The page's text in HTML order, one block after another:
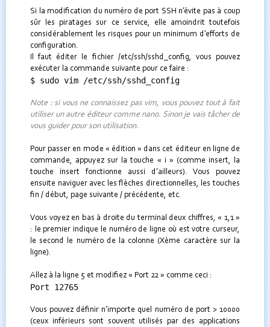
Si la modification du numéro de port SSH n’évite pas à coup
sûr les piratages sur ce service, elle amoindrit toutefois
considérablement les risques pour un minimum d’efforts de
configuration.
Il faut éditer le fichier /etc/ssh/sshd_config, vous pouvez
exécuter la commande suivante pour ce faire :
$ sudo vim /etc/ssh/sshd_config
Note : si vous ne connaissez pas vim, vous pouvez tout à fait
utiliser un autre éditeur comme nano. Sinon je vais tâcher de
vous guider pour son utilisation.
Pour passer en mode « édition » dans cet éditeur en ligne de
commande, appuyez sur la touche « i » (comme insert, la
touche insert fonctionne aussi d’ailleurs). Vous pouvez
ensuite naviguer avec les flèches directionnelles, les touches
fin / début, page suivante / précédente, etc.
Vous voyez en bas à droite du terminal deux chiffres, « 1,1 »
: le premier indique le numéro de ligne où est votre curseur,
le second le numéro de la colonne (Xème caractère sur la
ligne).
Allez à la ligne 5 et modifiez « Port 22 » comme ceci :
Port 12765
Vous pouvez définir n’importe quel numéro de port > 10000
(ceux inférieurs sont souvent utilisés par des applications